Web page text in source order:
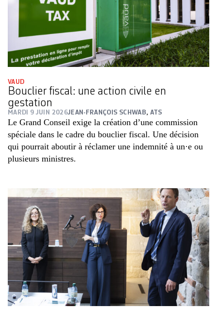
VAUD
Bouclier fiscal: une action civile en
gestation
MARDI 9 JUIN 2026JEAN-FRANÇOIS SCHWAB, ATS
Le Grand Conseil exige la création d’une commission
spéciale dans le cadre du bouclier fiscal. Une décision
qui pourrait aboutir à réclamer une indemnité à un·e ou
plusieurs ministres.